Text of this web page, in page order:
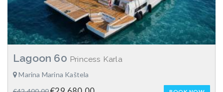
Lagoon 60 Princess Karla
Marina Marina Kaštela